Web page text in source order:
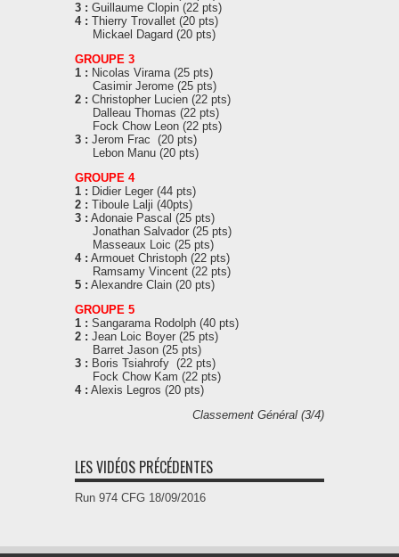
3 : Guillaume Clopin (22 pts)
4 : Thierry Trovallet (20 pts)
Mickael Dagard (20 pts)
GROUPE 3
1 : Nicolas Virama (25 pts)
Casimir Jerome (25 pts)
2 : Christopher Lucien (22 pts)
Dalleau Thomas (22 pts)
Fock Chow Leon (22 pts)
3 : Jerom Frac (20 pts)
Lebon Manu (20 pts)
GROUPE 4
1 : Didier Leger (44 pts)
2 : Tiboule Lalji (40pts)
3 : Adonaie Pascal (25 pts)
Jonathan Salvador (25 pts)
Masseaux Loic (25 pts)
4 : Armouet Christoph (22 pts)
Ramsamy Vincent (22 pts)
5 : Alexandre Clain (20 pts)
GROUPE 5
1 : Sangarama Rodolph (40 pts)
2 : Jean Loic Boyer (25 pts)
Barret Jason (25 pts)
3 : Boris Tsiahrofy (22 pts)
Fock Chow Kam (22 pts)
4 : Alexis Legros (20 pts)
Classement Général (3/4)
LES VIDÉOS PRÉCÉDENTES
Run 974 CFG 18/09/2016